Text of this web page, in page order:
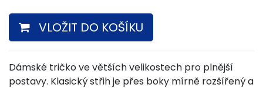
VLOŽIT DO KOŠÍKU
Dámské tričko ve větších velikostech pro plnější
postavy. Klasický střih je přes boky mírně rozšířený a